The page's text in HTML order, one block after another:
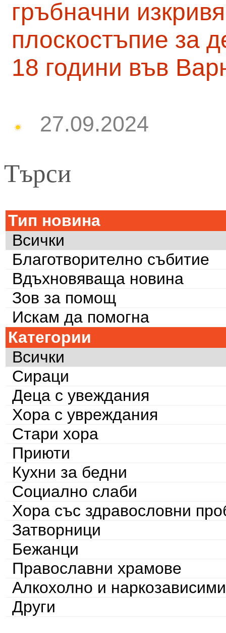
гръбначни
плоскостъпие за
18 години във
27.09.2024
Търси
Тип новина
Всички
Благотворително събитие
Вдъхновяваща новина
Зов за помощ
Искам да помогна
Категории
Всички
Сираци
Деца с увеждания
Хора с увреждания
Стари хора
Приюти
Кухни за бедни
Социално слаби
Хора със здравословни
Затворници
Бежанци
Православни храмове
Алкохолно и наркозависими
Други